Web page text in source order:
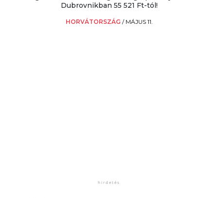
Dubrovnikban 55 521 Ft-tól!
HORVÁTORSZÁG / MÁJUS 11.